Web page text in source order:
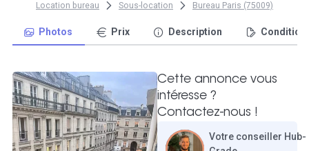
Location bureau Sous-location Bureau Paris (75009)
Photos Prix Description
Cette annonce vous
intéresse ?
Contactez-nous !
Votre conseiller Hub-